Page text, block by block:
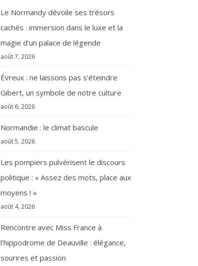
Le Normandy dévoile ses trésors
cachés : immersion dans le luxe et la
magie d’un palace de légende
août 7, 2026
Évreux : ne laissons pas s’éteindre
Gibert, un symbole de notre culture
août 6, 2026
Normandie : le climat bascule
août 5, 2026
Les pompiers pulvérisent le discours
politique : « Assez des mots, place aux
moyens ! »
août 4, 2026
Rencontre avec Miss France à
l’hippodrome de Deauville : élégance,
sourires et passion